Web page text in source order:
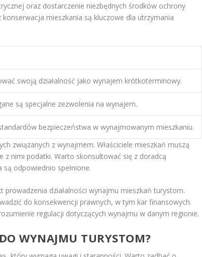
oraz dostarczenie niezbędnych środków ochrony
mieszkania są kluczowe dla utrzymania
swoją działalność jako wynajem krótkoterminowy.
są specjalne zezwolenia na wynajem.
bezpieczeństwa w wynajmowanym mieszkaniu.
związanych z wynajmem. Właściciele mieszkań muszą
z nimi podatki. Warto skonsultować się z doradcą
odpowiednio spełnione.
działalności wynajmu mieszkań turystom.
do konsekwencji prawnych, w tym kar finansowych.
regulacji dotyczących wynajmu w danym regionie.
WYNAJMU TURYSTOM?